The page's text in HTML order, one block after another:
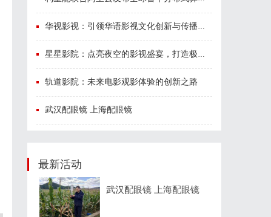
华视影视：引领华语影视文化创新与传播的新力量
星星影院：点亮夜空的影视盛宴，打造极致观影体验
轨道影院：未来电影观影体验的创新之路
武汉配眼镜 上海配眼镜
最新活动
武汉配眼镜 上海配眼镜